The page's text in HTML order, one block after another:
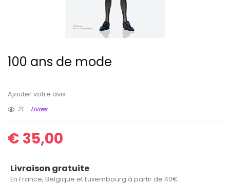
100 ans de mode
Ajouter votre avis
21
Livres
€ 35,00
Livraison gratuite
En France, Belgique et Luxembourg à partir de 40€